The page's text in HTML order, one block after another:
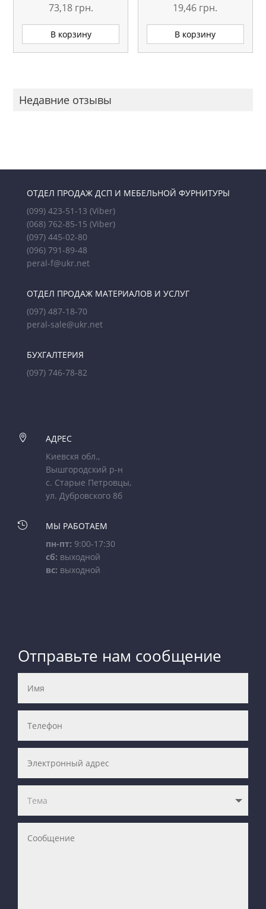
73,18 грн.
В корзину
19,46 грн.
В корзину
Недавние отзывы
ОТДЕЛ ПРОДАЖ ДСП И МЕБЕЛЬНОЙ ФУРНИТУРЫ
(099) 423-51-13 (Viber)
(068) 762-85-15 (Viber)
(097) 445-02-80
(096) 791-89-48
peral-f@ukr.net
ОТДЕЛ ПРОДАЖ МАТЕРИАЛОВ И УСЛУГ
(097) 487-18-70
peral-sale@ukr.net
БУХГАЛТЕРИЯ
(097) 746-78-82

АДРЕС
Киевскя обл.,
Вышгородский р-н
с. Старые Петровцы,
ул. Дубровского 8б

МЫ РАБОТАЕМ
пн-пт: 9:00-17:30
сб: выходной
вс: выходной
Отправьте нам сообщение